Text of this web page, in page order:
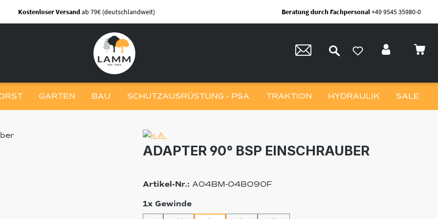
Kostenloser Versandab 79€ (deutschlandweit) Beratung durch Fachpersonal+49 9545 35980-0
GARTEN BAU SCHUTZAUSRÜSTUNG - PSA TRAKTION HYDRAULIK SALE
ADAPTER 90° BSP EINSCHRAUBER
Artikel-Nr.: A04BM-04BO90F
1x Gewindeauswählen